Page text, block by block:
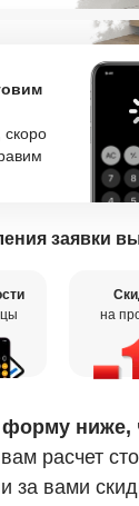
форму ниже,
расчет
за вами
заявки
на
скоро